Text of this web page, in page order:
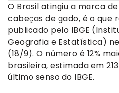
O Brasil atingiu a marca
cabeças de gado, é o que
publicado pelo IBGE
Geografia e Estatística)
(18/9). O número é 12%
brasileira, estimada em
último senso do IBGE.